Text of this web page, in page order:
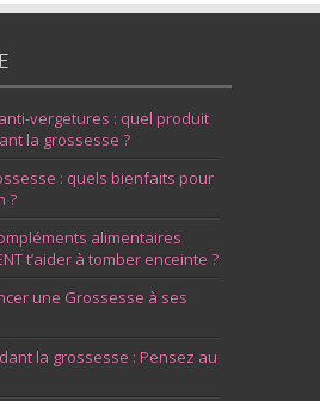
vergetures : quel produit
la grossesse ?
: quels bienfaits pour
?
alimentaires
t’aider à tomber enceinte ?
une Grossesse à ses
la grossesse : Pensez au